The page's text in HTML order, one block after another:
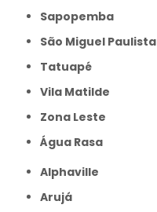
Sapopemba
São Miguel Paulista
Tatuapé
Vila Matilde
Zona Leste
Água Rasa
Alphaville
Arujá